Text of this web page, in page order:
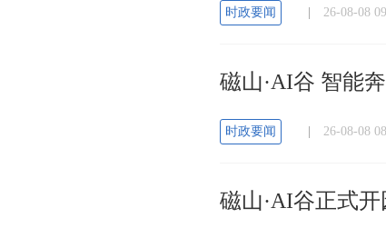
时政要闻 26-08-08
磁山·AI谷 智能
时政要闻 26-08-08
磁山·AI谷正式